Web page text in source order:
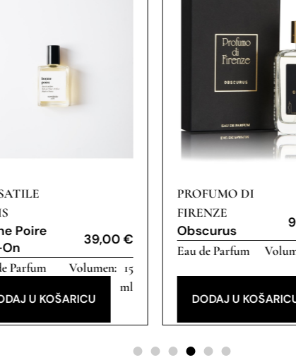
Poire
39,00€
Parfum
15
ml
U KOŠARICU
PROFUMO DI
FIRENZE
Obscurus
Eau de Parfum
DODAJ U